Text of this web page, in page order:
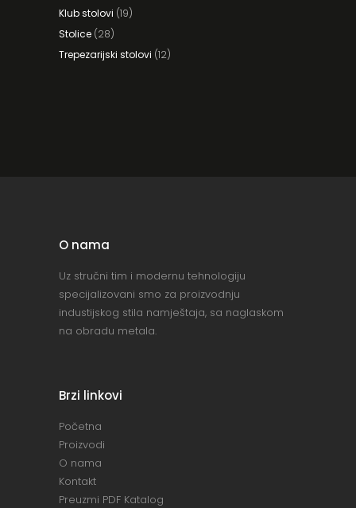
Klub stolovi (19)
Stolice (28)
Trepezarijski stolovi (12)
O nama
Uz stručni tim i modernu tehnologiju
specijalizovani smo za proizvodnju
industijskog stila namještaja, sa naglaskom
na obradu metala.
Brzi linkovi
Početna
Proizvodi
O nama
Kontakt
Preuzmi PDF Katalog